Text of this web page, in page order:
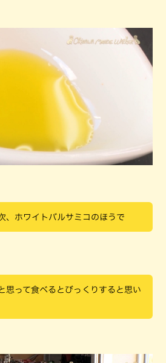
、ホワイトバルサミコのほうで
思って食べるとびっくりすると思い